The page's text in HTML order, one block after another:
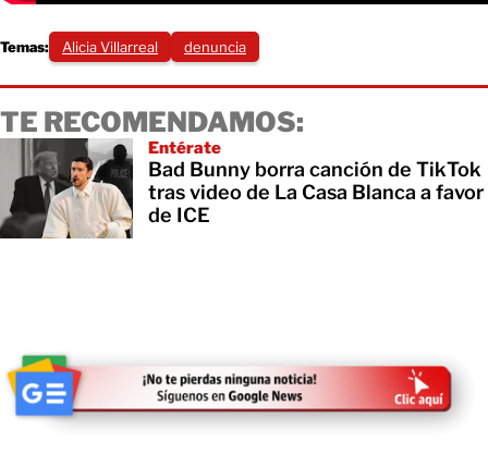
Temas: Alicia Villarreal denuncia
TE RECOMENDAMOS:
Entérate
Bad Bunny borra canción de TikTok
tras video de La Casa Blanca a favor
de ICE